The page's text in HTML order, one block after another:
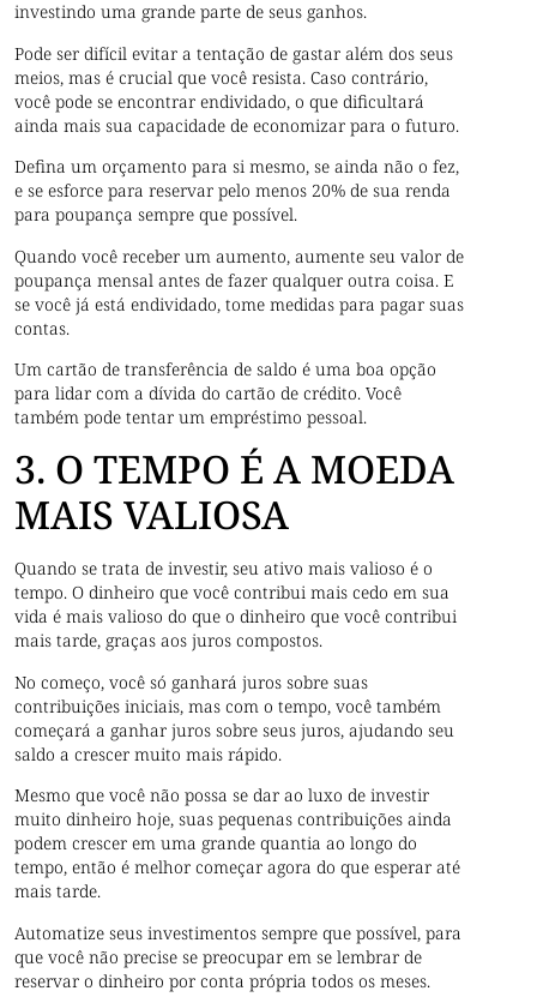
investindo uma grande parte de seus ganhos.
Pode ser difícil evitar a tentação de gastar além dos seus
meios, mas é crucial que você resista. Caso contrário,
você pode se encontrar endividado, o que dificultará
ainda mais sua capacidade de economizar para o futuro.
Defina um orçamento para si mesmo, se ainda não o fez,
e se esforce para reservar pelo menos 20% de sua renda
para poupança sempre que possível.
Quando você receber um aumento, aumente seu valor de
poupança mensal antes de fazer qualquer outra coisa. E
se você já está endividado, tome medidas para pagar suas
contas.
Um cartão de transferência de saldo é uma boa opção
para lidar com a dívida do cartão de crédito. Você
também pode tentar um empréstimo pessoal.
3. O TEMPO É A MOEDA
MAIS VALIOSA
Quando se trata de investir, seu ativo mais valioso é o
tempo. O dinheiro que você contribui mais cedo em sua
vida é mais valioso do que o dinheiro que você contribui
mais tarde, graças aos juros compostos.
No começo, você só ganhará juros sobre suas
contribuições iniciais, mas com o tempo, você também
começará a ganhar juros sobre seus juros, ajudando seu
saldo a crescer muito mais rápido.
Mesmo que você não possa se dar ao luxo de investir
muito dinheiro hoje, suas pequenas contribuições ainda
podem crescer em uma grande quantia ao longo do
tempo, então é melhor começar agora do que esperar até
mais tarde.
Automatize seus investimentos sempre que possível, para
que você não precise se preocupar em se lembrar de
reservar o dinheiro por conta própria todos os meses.